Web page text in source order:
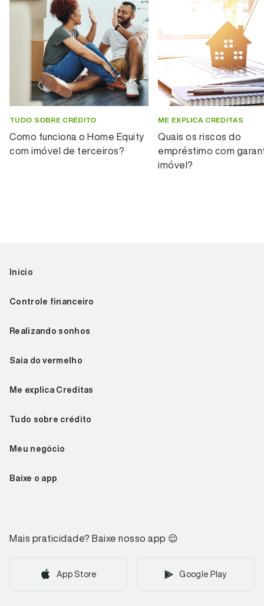
TUDO SOBRE CRÉDITO
Como funciona o Home Equity
com imóvel de terceiros?
ME EXPLICA CREDITAS
Quais os riscos do
empréstimo com
imóvel?
Início
Controle financeiro
Realizando sonhos
Saia do vermelho
Me explica Creditas
Tudo sobre crédito
Meu negócio
Baixe o app
Mais praticidade? Baixe nosso app 😌
App Store Google Play